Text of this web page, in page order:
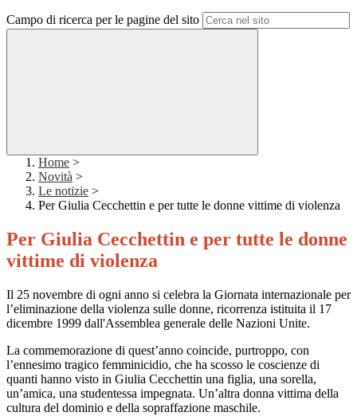
Campo di ricerca per le pagine del sito
Home >
Novità >
Le notizie >
Per Giulia Cecchettin e per tutte le donne vittime di violenza
Per Giulia Cecchettin e per tutte le donne
vittime di violenza
Il 25 novembre di ogni anno si celebra la Giornata internazionale per
l’eliminazione della violenza sulle donne, ricorrenza istituita il 17
dicembre 1999 dall'Assemblea generale delle Nazioni Unite.
La commemorazione di quest’anno coincide, purtroppo, con
l’ennesimo tragico femminicidio, che ha scosso le coscienze di
quanti hanno visto in Giulia Cecchettin una figlia, una sorella,
un’amica, una studentessa impegnata. Un’altra donna vittima della
cultura del dominio e della sopraffazione maschile.